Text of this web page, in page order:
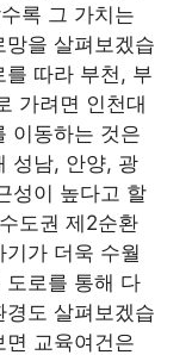
록 그 가치는
을 살펴보겠습
따라 부천, 부
가려면 인천대
이동하는 것은
성남, 안양, 광
성이 높다고 할
도권 제2순환
가 더욱 수월
도로를 통해 다
도 살펴보겠습
교육여건은